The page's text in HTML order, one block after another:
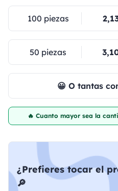
100 piezas
50 piezas
😀 O tantas
🔥 Cuanto mayor sea la
¿Prefieres tocar el
🔎